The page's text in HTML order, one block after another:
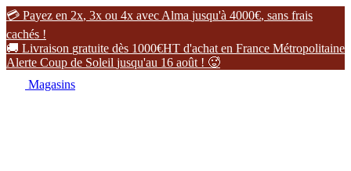
 Payez en 2x, 3x ou 4x avec Alma jusqu'à 4000€, sans frais
cachés !
 Livraison gratuite dès 1000€HT d'achat en France Métropolitaine
Alerte Coup de Soleil jusqu'au 16 août ! 
Magasins